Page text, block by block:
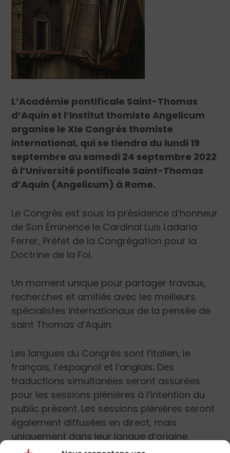
L’Académie pontificale Saint-Thomas
d’Aquin et l’Institut thomiste Angelicum
organise le XIe Congrès thomiste
international, qui se tiendra du lundi 19
septembre au samedi 24 septembre 2022
à l’Université pontificale Saint-Thomas
d’Aquin (Angelicum) à Rome.
Le Congrès est sous la présidence d’honneur
de Son Éminence le Cardinal Luis Ladaria
Ferrer, Préfet de la Congrégation pour la
Doctrine de la Foi.
Un moment unique pour partager travaux,
recherches et amitiés avec les meilleurs
spécialistes internationaux de la pensée de
saint Thomas d’Aquin.
Les langues du Congrès sont l’italien, le
français, l’espagnol et l’anglais. Des
traductions simultanées seront assurées
pour les sessions plénières à l’intention du
public présent. Les sessions plénières seront
également diffusées en direct, mais
uniquement dans leur langue d’origine.